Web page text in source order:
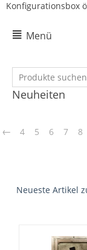
Konfigurationsbox
Menü
Neuheiten
4 5 6 7 8
Neueste Artikel